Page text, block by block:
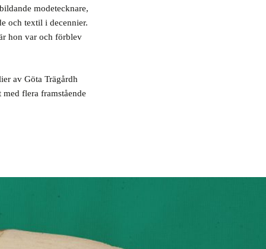
modetecknare,
och textil i decennier.
hon var och förblev
av Göta Trägårdh
flera framstående